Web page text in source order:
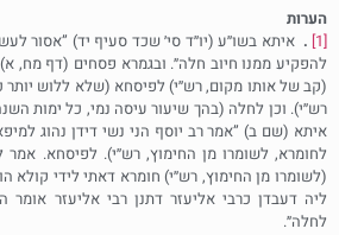
הערות
[1]
. איתא בשו׳׳ע (יו׳׳ד סי׳ שכד סעיף יד) ”אסור
להפקיע ממנו חיוב חלה״. ובגמרא פסחים (דף מח,
(קב של אותו מקום, רש׳׳י) לפיסחא (שלא ללוש יותר
רש׳׳י). וכן לחלה (בהך שיעור עיסה נמי, כל ימות
איתא (שם ב) ”אמר רב יוסף הני נשי דידן נהוג
לחומרא, לשומרו מן החימוץ, רש׳׳י). לפיסחא.
(לשומרו מן החימוץ, רש׳׳י) חומרא דאתי לידי
ליה דעבדן כרבי אליעזר דתנן רבי אליעזר אומר
לחלה״.